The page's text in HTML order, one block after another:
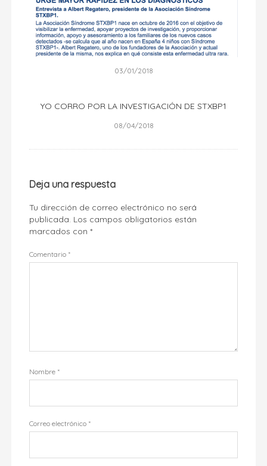
03/01/2018
YO CORRO POR LA INVESTIGACIÓN DE STXBP1
08/04/2018
Deja una respuesta
Tu dirección de correo electrónico no será
publicada. Los campos obligatorios están
marcados con*
Comentario *
Nombre *
Correo electrónico *